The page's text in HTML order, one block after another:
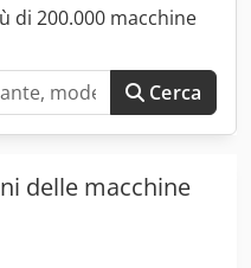
industriale pesante
a catena
di 200.000 macchine
Cerca
delle macchine